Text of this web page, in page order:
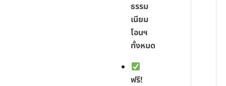
ธรรม
เนียม
โอนฯ
ทั้งหมด
ฟรี!